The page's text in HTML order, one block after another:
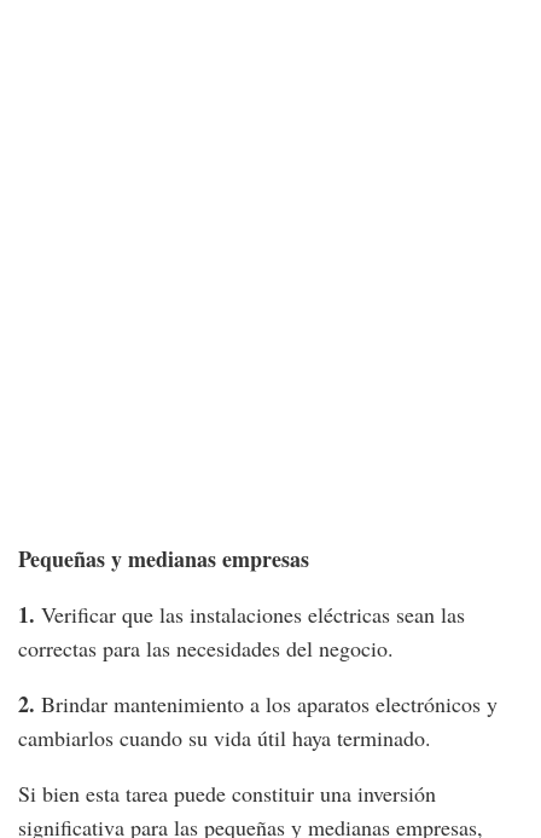
Pequeñas y medianas empresas
1. Verificar que las instalaciones eléctricas sean las
correctas para las necesidades del negocio.
2. Brindar mantenimiento a los aparatos electrónicos y
cambiarlos cuando su vida útil haya terminado.
Si bien esta tarea puede constituir una inversión
significativa para las pequeñas y medianas empresas,